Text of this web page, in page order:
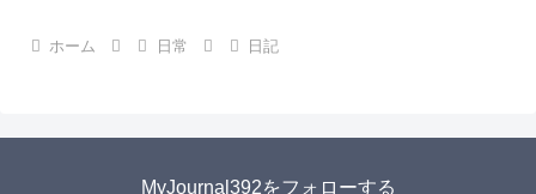
ホーム 日常 日記
MyJournal392をフォローする